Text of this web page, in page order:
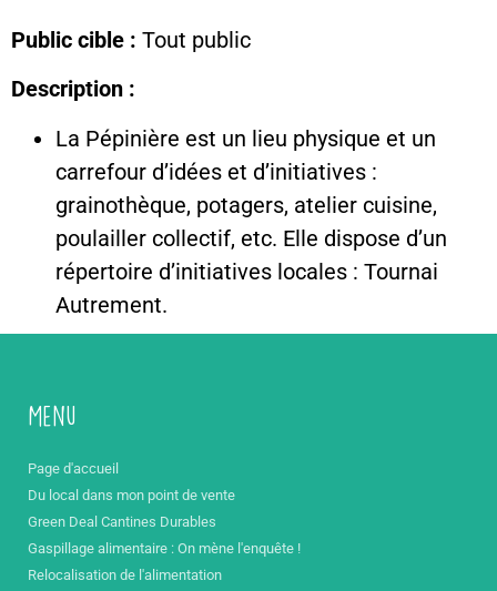
Public cible : Tout public
Description :
La Pépinière est un lieu physique et un
carrefour d’idées et d’initiatives :
grainothèque, potagers, atelier cuisine,
poulailler collectif, etc. Elle dispose d’un
répertoire d’initiatives locales : Tournai
Autrement.
Menu
Page d'accueil
Du local dans mon point de vente
Green Deal Cantines Durables
Gaspillage alimentaire : On mène l'enquête !
Relocalisation de l'alimentation